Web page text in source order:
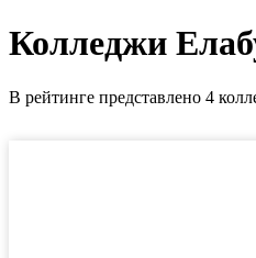
Колледжи
В рейтинге представлено 4